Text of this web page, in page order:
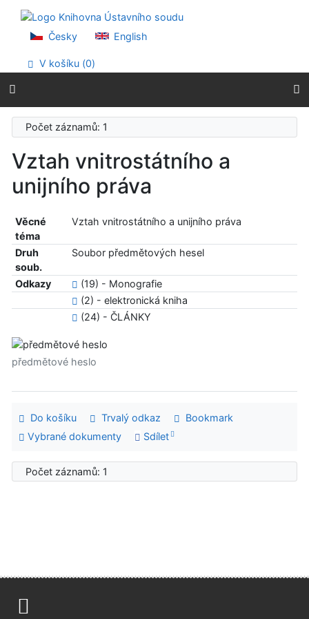
Přejít na menu
Prohlášení o webové přístupnosti
Česky English
V košíku (0)
Počet záznamů: 1
Vztah vnitrostátního a
unijního práva
Věcné
téma
Vztah vnitrostátního a unijního práva
Druh
soub.
Soubor předmětových hesel
Odkazy
(19) - Monografie
(2) - elektronická kniha
(24) - ČLÁNKY
předmětové heslo
Do košíku Trvalý odkaz
Bookmark
Vybrané dokumenty
Sdílet
Počet záznamů: 1